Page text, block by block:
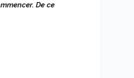
De ce